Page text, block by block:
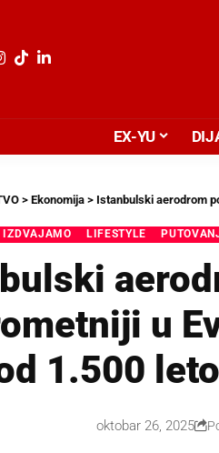
EX-YU
> Ekonomija > Istanbulski aerodrom
IZDVAJAMO LIFESTYLE
u
1.500
oktobar 26, 2025